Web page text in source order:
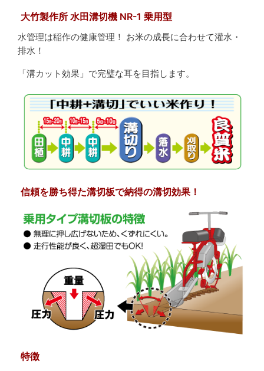
大竹製作所 水田溝切機 NR-1 乗用型
水管理は稲作の健康管理！ お米の成長に合わせて灌水・
排水！
「溝カット効果」で完璧な耳を目指します。
信頼を勝ち得た溝切板で納得の溝切効果！
特徴